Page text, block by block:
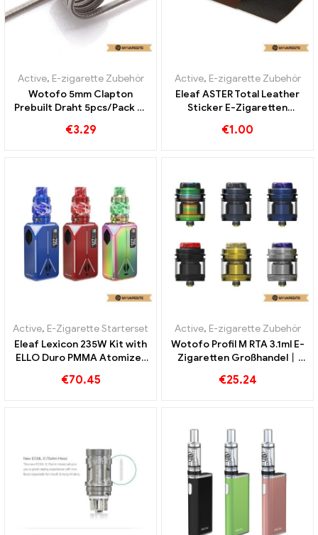
Active, E-zigarette Zubehör
Wotofo 5mm Clapton
Prebuilt Draht 5pcs/Pack E-
Custom
€3.29
Active, E-zigarette Zubehör
Eleaf ASTER Total Leather
Sticker E-Zigaretten
€1.00
Active, E-Zigarette Starterset
Eleaf Lexicon 235W Kit with
ELLO Duro PMMA Atomizer
Custom
€70.45
Active, E-zigarette Zubehör
Wotofo Profil M RTA 3.1ml E-
Zigaretten Großhandel丨
€25.24